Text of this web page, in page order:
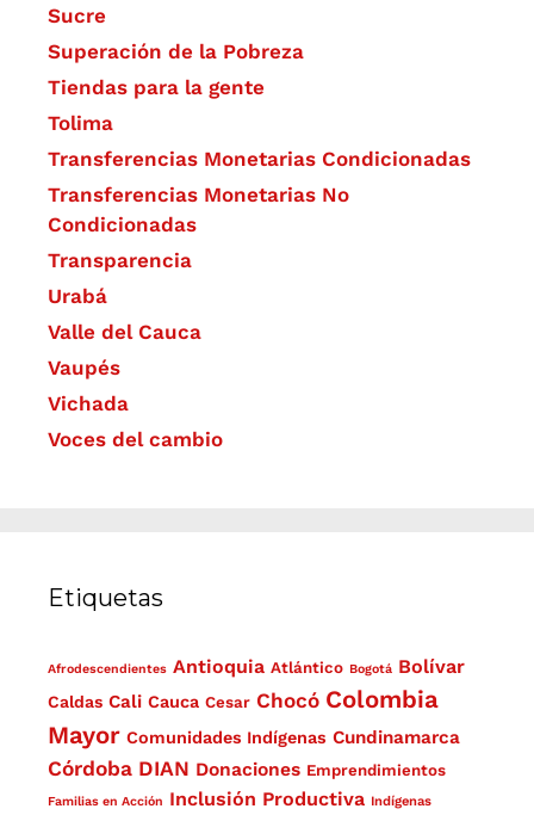
Sucre
Superación de la Pobreza
Tiendas para la gente
Tolima
Transferencias Monetarias Condicionadas
Transferencias Monetarias No
Condicionadas
Transparencia
Urabá
Valle del Cauca
Vaupés
Vichada
Voces del cambio
Etiquetas
Afrodescendientes Antioquia Atlántico Bogotá Bolívar
Caldas Cali Cauca Cesar Chocó Colombia
Mayor Comunidades Indígenas Cundinamarca
Córdoba DIAN Donaciones Emprendimientos
Familias en Acción Inclusión Productiva Indígenas